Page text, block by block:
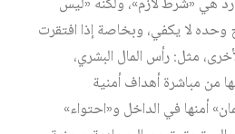
وحده لا يكفي، وبخاصة إذا افتقرت
مثل: رأس المال البشري،
من مباشرة أهداف أمنية
أمنها في الداخل و«احتواء»